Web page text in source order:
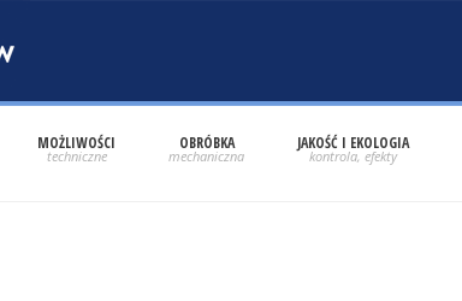
MOŻLIWOŚCI OBRÓBKA JAKOŚĆ I EKOLOGIA